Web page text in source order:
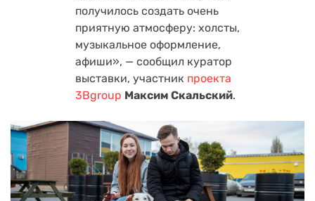
получилось создать очень
приятную атмосферу: холсты,
музыкальное оформление,
афиши», — сообщил куратор
выставки, участник проекта
3Bgroup Максим Скальский.